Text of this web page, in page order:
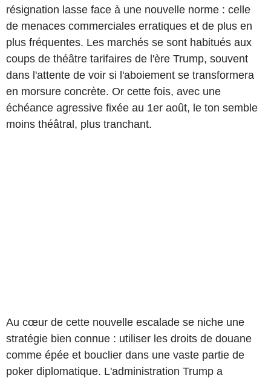
résignation lasse face à une nouvelle norme : celle
de menaces commerciales erratiques et de plus en
plus fréquentes. Les marchés se sont habitués aux
coups de théâtre tarifaires de l'ère Trump, souvent
dans l'attente de voir si l'aboiement se transformera
en morsure concrète. Or cette fois, avec une
échéance agressive fixée au 1er août, le ton semble
moins théâtral, plus tranchant.
Au cœur de cette nouvelle escalade se niche une
stratégie bien connue : utiliser les droits de douane
comme épée et bouclier dans une vaste partie de
poker diplomatique. L'administration Trump a